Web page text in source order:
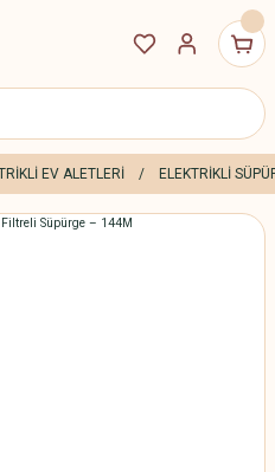
EV ALETLERİ ELEKTRİKLİ